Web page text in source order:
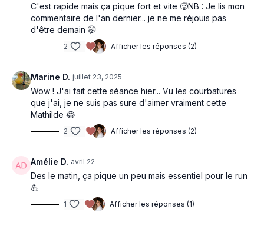
C'est rapide mais ça pique fort et vite 🥵NB : Je lis mon
commentaire de l'an dernier... je ne me réjouis pas
d'être demain 🤭
2 Afficher les réponses (2)
Marine D. juillet 23, 2025
Wow ! J'ai fait cette séance hier... Vu les courbatures
que j'ai, je ne suis pas sure d'aimer vraiment cette
Mathilde 😂
2 Afficher les réponses (2)
Amélie D. avril 22
Des le matin, ça pique un peu mais essentiel pour le run
💪
1 Afficher les réponses (1)